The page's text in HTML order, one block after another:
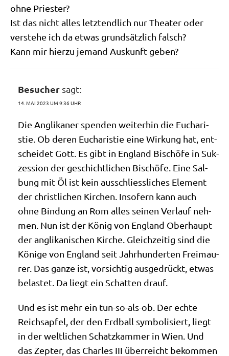
ohne Priester?
Ist das nicht alles letzt­end­lich nur Thea­ter oder
ver­ste­he ich da etwas grund­sätz­lich falsch?
Kann mir hier­zu jemand Aus­kunft geben?
Besucher sagt:
14. MAI 2023 UM 9:36 UHR
Die Angli­ka­ner spen­den wei­ter­hin die Eucha­ri­
stie. Ob deren Eucha­ri­stie eine Wir­kung hat, ent­
schei­det Gott. Es gibt in Eng­land Bischö­fe in Suk­
zes­si­on der geschicht­li­chen Bischö­fe. Eine Sal­
bung mit Öl ist kein aus­schliess­li­ches Ele­ment
der christ­li­chen Kir­chen. Inso­fern kann auch
ohne Bin­dung an Rom alles sei­nen Ver­lauf neh­
men. Nun ist der König von Eng­land Ober­haupt
der angli­ka­ni­schen Kir­che. Gleich­zei­tig sind die
Köni­ge von Eng­land seit Jahr­hun­der­ten Frei­mau­
rer. Das gan­ze ist, vor­sich­tig aus­ge­drückt, etwas
bela­stet. Da liegt ein Schat­ten drauf.
Und es ist mehr ein tun-so-als-ob. Der ech­te
Reichs­ap­fel, der den Erd­ball sym­bo­li­siert, liegt
in der welt­li­chen Schatz­kam­mer in Wien. Und
das Zep­ter, das Charles III über­reicht bekom­men